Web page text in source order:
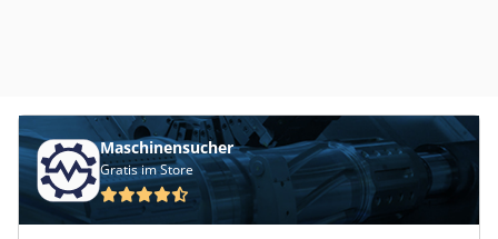
Maschinensucher
Gratis im Store